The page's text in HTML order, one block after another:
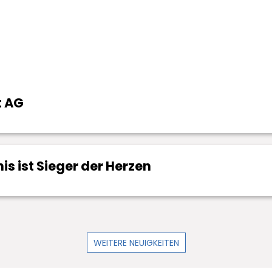
ist Sieger der Herzen
WEITERE NEUIGKEITEN